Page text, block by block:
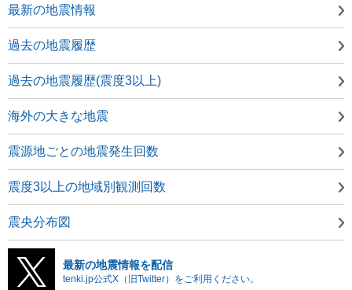
最新の地震情報
過去の地震履歴
過去の地震履歴(震度3以上)
海外の大きな地震
震源地ごとの地震発生回数
震度3以上の地域別観測回数
震央分布図
最新の地震情報を配信
tenki.jp公式X（旧Twitter）をご利用ください。